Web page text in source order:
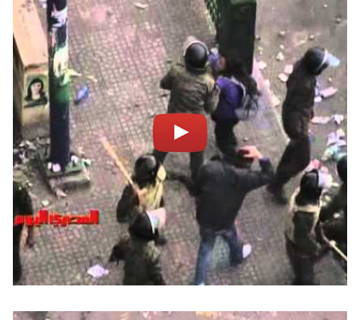
Notifiche mobile
Regala il Post
Hai bisogno di aiuto?
Esci